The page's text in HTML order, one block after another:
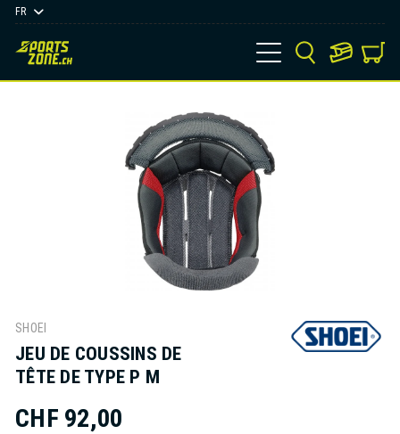
FR
SHOEI
JEU DE COUSSINS DE
TÊTE DE TYPE P M
CHF 92,00